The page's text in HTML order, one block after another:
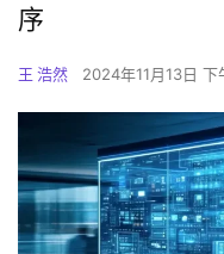
序
王 浩然 2024年11月13日